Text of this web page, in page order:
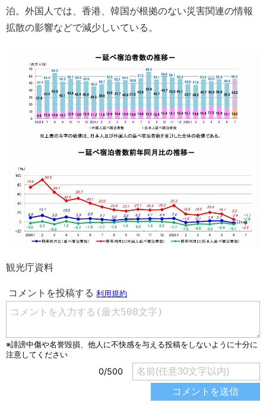
泊。外国人では、香港、韓国が根拠のない災害関連の情報
拡散の影響などで減少しいている。
観光庁資料